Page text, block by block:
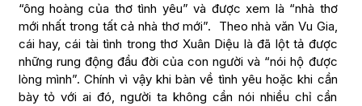
“ông hoàng của thơ tình yêu” và được xem là “nhà thơ
mới nhất trong tất cả nhà thơ mới”. Theo nhà văn Vu Gia,
cái hay, cái tài tình trong thơ Xuân Diệu là đã lột tả được
những rung động đầu đời của con người và “nói hộ được
lòng mình”. Chính vì vậy khi bàn về tình yêu hoặc khi cần
bày tỏ với ai đó, người ta không cần nói nhiều chỉ cần